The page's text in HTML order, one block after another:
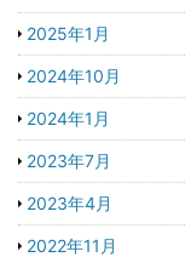
2025年1月
2024年10月
2024年1月
2023年7月
2023年4月
2022年11月